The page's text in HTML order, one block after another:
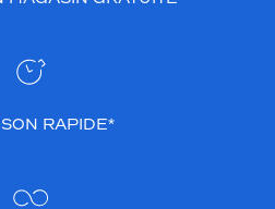
RAPIDE*